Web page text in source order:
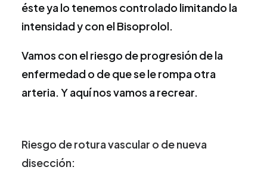
éste ya lo tenemos controlado limitando la
intensidad y con el Bisoprolol.
Vamos con el riesgo de progresión de la
enfermedad o de que se le rompa otra
arteria. Y aquí nos vamos a recrear.
Riesgo de rotura vascular o de nueva
disección: